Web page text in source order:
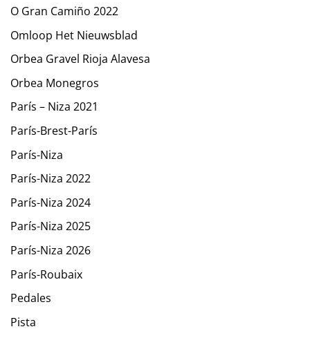
O Gran Camiño 2022
Omloop Het Nieuwsblad
Orbea Gravel Rioja Alavesa
Orbea Monegros
París – Niza 2021
París-Brest-París
París-Niza
París-Niza 2022
París-Niza 2024
París-Niza 2025
París-Niza 2026
París-Roubaix
Pedales
Pista